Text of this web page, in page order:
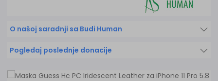
O našoj saradnji sa Budi Human
Pogledaj poslednje donacije